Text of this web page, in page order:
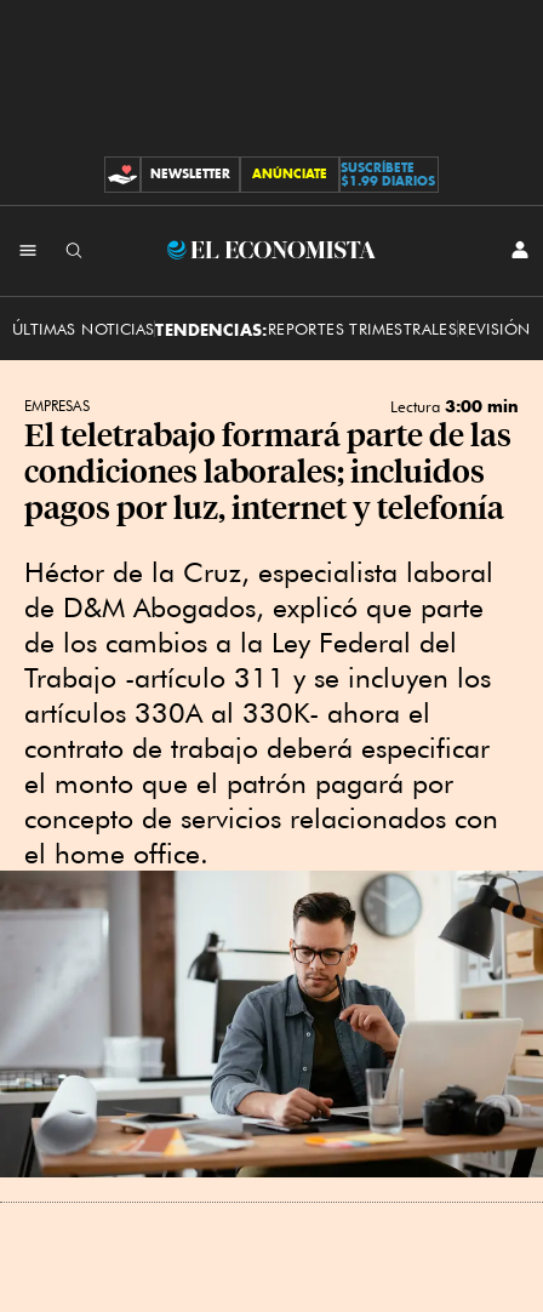
CONTRIBUCIONES
NEWSLETTER ANÚNCIATE
SUSCRÍBETE
$1.99 DIARIOS
El
ÚLTIMAS NOTICIASTENDENCIAS:REPORTES TRIMESTRALESREVISIÓN
EMPRESAS Lectura 3:00 min
El teletrabajo formará parte de las
condiciones laborales; incluidos
pagos por luz, internet y telefonía
Héctor de la Cruz, especialista laboral
de D&M Abogados, explicó que parte
de los cambios a la Ley Federal del
Trabajo -artículo 311 y se incluyen los
artículos 330A al 330K- ahora el
contrato de trabajo deberá especificar
el monto que el patrón pagará por
concepto de servicios relacionados con
el home office.